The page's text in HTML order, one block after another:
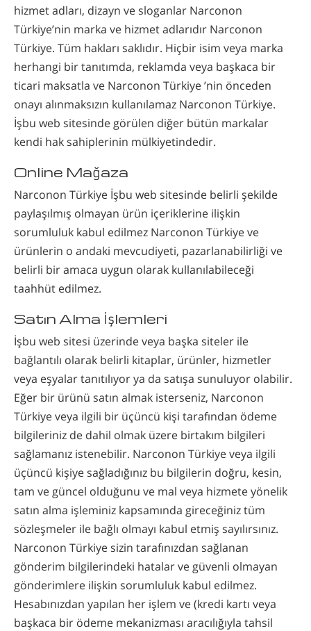
hizmet adları, dizayn ve sloganlar Narconon
Türkiye’nin marka ve hizmet adlarıdır Narconon
Türkiye. Tüm hakları saklıdır. Hiçbir isim veya marka
herhangi bir tanıtımda, reklamda veya başkaca bir
ticari maksatla ve Narconon Türkiye ’nin önceden
onayı alınmaksızın kullanılamaz Narconon Türkiye.
İşbu web sitesinde görülen diğer bütün markalar
kendi hak sahiplerinin mülkiyetindedir.
Online Mağaza
Narconon Türkiye İşbu web sitesinde belirli şekilde
paylaşılmış olmayan ürün içeriklerine ilişkin
sorumluluk kabul edilmez Narconon Türkiye ve
ürünlerin o andaki mevcudiyeti, pazarlanabilirliği ve
belirli bir amaca uygun olarak kullanılabileceği
taahhüt edilmez.
Satın Alma İşlemleri
İşbu web sitesi üzerinde veya başka siteler ile
bağlantılı olarak belirli kitaplar, ürünler, hizmetler
veya eşyalar tanıtılıyor ya da satışa sunuluyor olabilir.
Eğer bir ürünü satın almak isterseniz, Narconon
Türkiye veya ilgili bir üçüncü kişi tarafından ödeme
bilgileriniz de dahil olmak üzere birtakım bilgileri
sağlamanız istenebilir. Narconon Türkiye veya ilgili
üçüncü kişiye sağladığınız bu bilgilerin doğru, kesin,
tam ve güncel olduğunu ve mal veya hizmete yönelik
satın alma işleminiz kapsamında gireceğiniz tüm
sözleşmeler ile bağlı olmayı kabul etmiş sayılırsınız.
Narconon Türkiye sizin tarafınızdan sağlanan
gönderim bilgilerindeki hatalar ve güvenli olmayan
gönderimlere ilişkin sorumluluk kabul edilmez.
Hesabınızdan yapılan her işlem ve (kredi kartı veya
başkaca bir ödeme mekanizması aracılığıyla tahsil